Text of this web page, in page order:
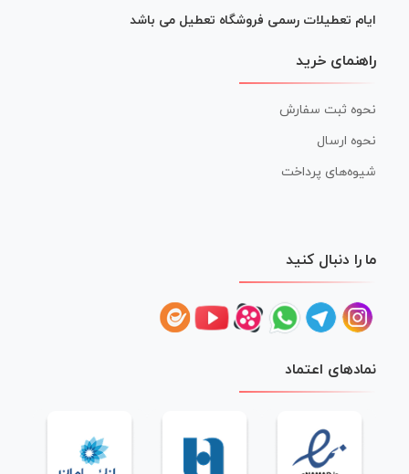
ایام تعطیلات رسمی فروشگاه تعطیل می باشد
راهنمای خرید
نحوه ثبت سفارش
نحوه ارسال
شیوه‌های پرداخت
ما را دنبال کنید
نمادهای اعتماد